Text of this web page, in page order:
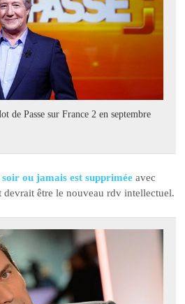
de Passe sur France 2 en septembre
ou jamais est supprimée avec
devrait être le nouveau rdv intellectuel.